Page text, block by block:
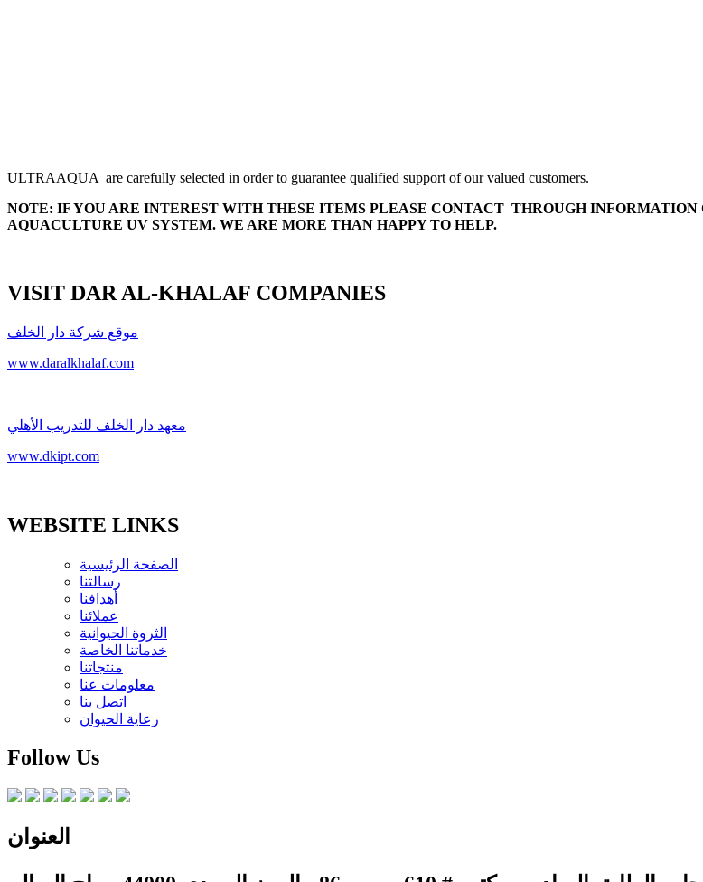
ULTRAAQUA are carefully selected in order to guarantee qualified support of our valued customers.
NOTE: IF YOU ARE INTEREST WITH THESE ITEMS PLEASE CONTACT THROUGH
AQUACULTURE UV SYSTEM. WE ARE MORE THAN HAPPY TO HELP.
VISIT DAR AL-KHALAF COMPANIES
موقع شركة دار الخلف
www.daralkhalaf.com
معهد دار الخلف للتدريب الأهلي
www.dkipt.com
WEBSITE LINKS
الصفحة الرئيسية
رسالتنا
أهدافنا
عملائنا
الثروة الحيوانية
خدماتنا الخاصة
منتجاتنا
معلومات عنا
اتصل بنا
رعاية الحيوان
Follow Us
العنوان